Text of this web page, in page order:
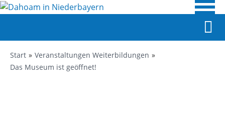
Start
Veranstaltungen Weiterbildungen
Das Museum ist geöffnet!